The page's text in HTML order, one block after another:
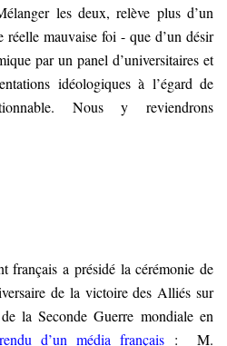
les deux, relève plus d’un
réelle mauvaise foi - que d’un désir
par un panel d’universitaires et
idéologiques à l’égard de
Nous y reviendrons
français a présidé la cérémonie de
de la victoire des Alliés sur
la Seconde Guerre mondiale en
d’un média français : M.